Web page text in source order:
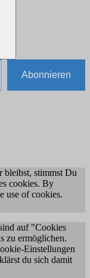
Abonnieren
bleibst, stimmst Du
cookies. By
use of cookies.
auf "Cookies
zu ermöglichen.
Einstellungen
du sich damit